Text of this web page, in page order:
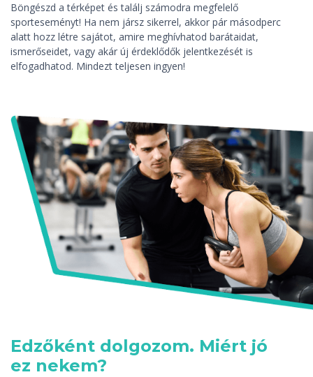
Böngészd a térképet és találj számodra megfelelő
sporteseményt! Ha nem jársz sikerrel, akkor pár másodperc
alatt hozz létre sajátot, amire meghívhatod barátaidat,
ismerőseidet, vagy akár új érdeklődők jelentkezését is
elfogadhatod. Mindezt teljesen ingyen!
Edzőként dolgozom. Miért jó
ez nekem?